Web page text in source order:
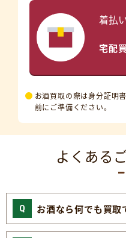
着払
宅配
お酒買取の際は身分証明
前にご準備ください。
よくある
お酒なら何でも買取